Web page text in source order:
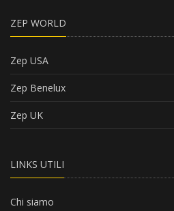
ZEP WORLD
Zep USA
Zep Benelux
Zep UK
LINKS UTILI
Chi siamo